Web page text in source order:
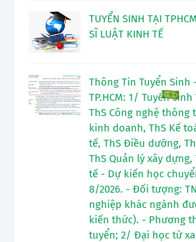
TUYỂN SINH TẠI
SĨ LUẬT KINH TẾ
Thông Tin Tuyển Sinh
TP.HCM: 1/ Tuyển
ThS Công nghệ thông
kinh doanh, ThS Kế
tế, ThS Điều dưỡng,
ThS Quản lý xây
tế - Dự kiến học
8/2026. - Đối tượng:
nghiệp khác ngành
kiến thức). - Phương
tuyển; 2/ Đại học từ